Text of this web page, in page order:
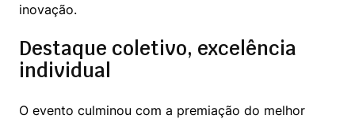
inovação.
Destaque coletivo, excelência
individual
O evento culminou com a premiação do melhor